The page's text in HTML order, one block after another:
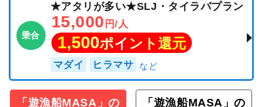
乗合
★アタリが多い★SLJ・タイラバプラン
15,000 円/人
1,500ポイント還元
マダイ ヒラマサ
「遊漁船MASA」の
「遊漁船MASA」の